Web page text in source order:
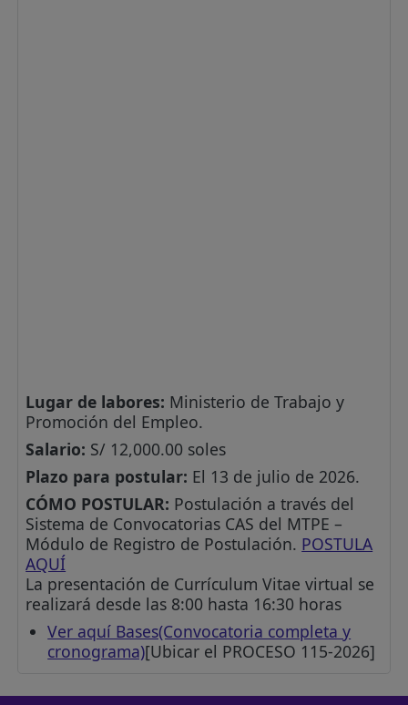
Lugar de labores: Ministerio de Trabajo y
Promoción del Empleo.
Salario: S/ 12,000.00 soles
Plazo para postular: El 13 de julio de 2026.
CÓMO POSTULAR: Postulación a través del
Sistema de Convocatorias CAS del MTPE –
Módulo de Registro de Postulación. POSTULA
AQUÍ
La presentación de Currículum Vitae virtual se
realizará desde las 8:00 hasta 16:30 horas
Ver aquí Bases(Convocatoria completa y
cronograma)[Ubicar el PROCESO 115-2026]